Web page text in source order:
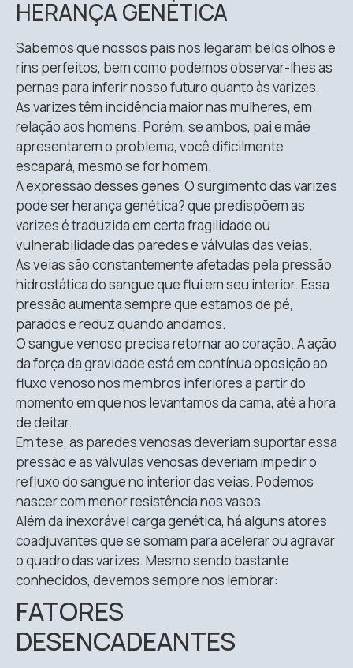
HERANÇA GENÉTICA
Sabemos que nossos pais nos legaram belos olhos e
rins perfeitos, bem como podemos observar-lhes as
pernas para inferir nosso futuro quanto às varizes.
As varizes têm incidência maior nas mulheres, em
relação aos homens. Porém, se ambos, pai e mãe
apresentarem o problema, você dificilmente
escapará, mesmo se for homem.
A expressão desses genes O surgimento das varizes
pode ser herança genética? que predispõem as
varizes é traduzida em certa fragilidade ou
vulnerabilidade das paredes e válvulas das veias.
As veias são constantemente afetadas pela pressão
hidrostática do sangue que flui em seu interior. Essa
pressão aumenta sempre que estamos de pé,
parados e reduz quando andamos.
O sangue venoso precisa retornar ao coração. A ação
da força da gravidade está em contínua oposição ao
fluxo venoso nos membros inferiores a partir do
momento em que nos levantamos da cama, até a hora
de deitar.
Em tese, as paredes venosas deveriam suportar essa
pressão e as válvulas venosas deveriam impedir o
refluxo do sangue no interior das veias. Podemos
nascer com menor resistência nos vasos.
Além da inexorável carga genética, há alguns atores
coadjuvantes que se somam para acelerar ou agravar
o quadro das varizes. Mesmo sendo bastante
conhecidos, devemos sempre nos lembrar:
FATORES
DESENCADEANTES